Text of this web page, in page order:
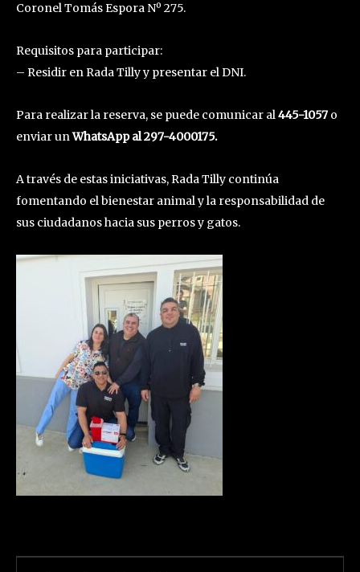
Coronel Tomás Espora Nº 275.
Requisitos para participar:
– Residir en Rada Tilly y presentar el DNI.
Para realizar la reserva, se puede comunicar al445-1057 o
enviar unWhatsApp al 297-4000175.
A través de estas iniciativas, Rada Tilly continúa
fomentando el bienestar animal y la responsabilidad de
sus ciudadanos hacia sus perros y gatos.